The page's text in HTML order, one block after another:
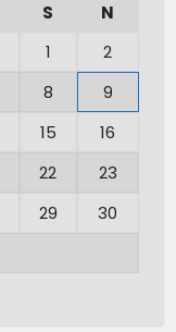
S
N
1
2
8
9
15
16
22
23
29
30